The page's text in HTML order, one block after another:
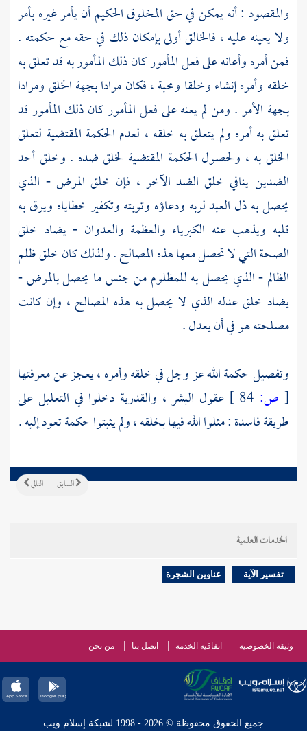
والمقصود : أنه يمكن في حق المخلوق الحكيم أن يأمر غيره بأمر
ولا يعينه عليه ، فالخالق أولى بإمكان ذلك في حقه مع حكمته .
فمن أمره وأعانه على فعل المأمور كان ذلك المأمور به قد تعلق به
خلقه وأمره إنشاء وخلقا ومحبة ، فكان مرادا بجهة الخلق ومرادا
بجهة الأمر . ومن لم يعنه على فعل المأمور كان ذلك المأمور قد
تعلق به أمره ولم يتعلق به خلقه ، لعدم الحكمة المقتضية لتعلق
الخلق به ، ولحصول الحكمة المقتضية لخلق ضده . وخلق أحد
الضدين ينافي خلق الضد الآخر ، فإن خلق المرض - الذي
يحصل به ذل العبد لربه ودعاؤه وتوبته وتكفير خطاياه ويرق به
قلبه ويذهب عنه الكبرياء والعظمة والعدوان - يضاد خلق
الصحة التي لا تحصل معها هذه المصالح . ولذلك كان خلق ظلم
الظالم - الذي يحصل به للمظلوم من جنس ما يحصل بالمرض -
يضاد خلق عدله الذي لا يحصل به هذه المصالح ، وإن كانت
مصلحته هو في أن يعدل .
وتفصيل حكمة الله عز وجل في خلقه وأمره ، يعجز عن معرفتها
[ ص: عقول البشر ، والقدرية دخلوا في التعليل على
طريقة فاسدة : مثلوا الله فيها بخلقه ، ولم يثبتوا حكمة تعود إليه .
التالي السابق
الخدمات العلمية
تفسير الآية عناوين الشجرة
وثيقة الخصوصية اتفاقية الخدمة اتصل بنا من نحن
جميع الحقوق محفوظة © 2026 - 1998 لشبكة إسلام ويب